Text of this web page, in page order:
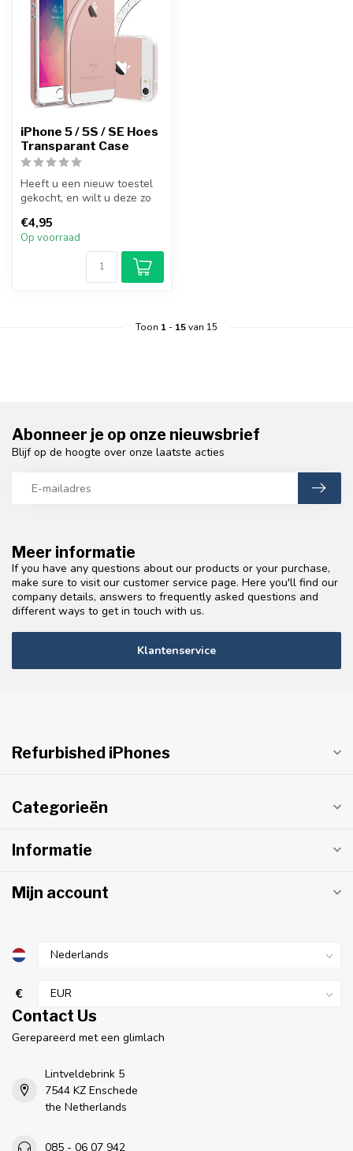
iPhone 5 / 5S / SE Hoes
Transparant Case
Heeft u een nieuw toestel
gekocht, en wilt u deze zo
M...
€4,95
Op voorraad
Toon 1- 15van 15
Meer informatie
If you have any questions about our products or your purchase,
make sure to visit our customer service page. Here you'll find our
company details, answers to frequently asked questions and
different ways to get in touch with us.
Klantenservice
Abonneer je op onze nieuwsbrief
Blijf op de hoogte over onze laatste acties
Refurbished iPhones
Categorieën
Informatie
Mijn account
€
Contact Us
Gerepareerd met een glimlach
Lintveldebrink 5
7544 KZ Enschede
the Netherlands
085 - 06 07 942